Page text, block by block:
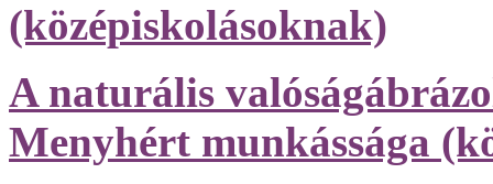
(középiskolásoknak)
A naturális
Menyhért munkássága